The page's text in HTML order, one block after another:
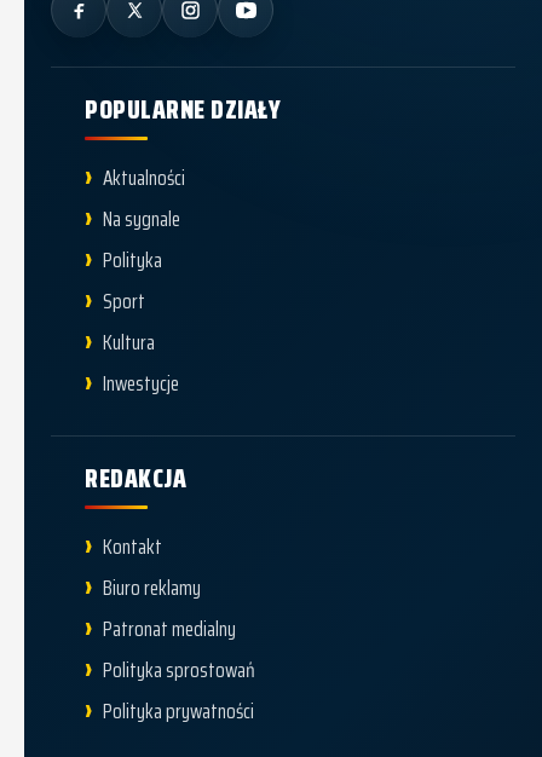
POPULARNE DZIAŁY
Aktualności
Na sygnale
Polityka
Sport
Kultura
Inwestycje
REDAKCJA
Kontakt
Biuro reklamy
Patronat medialny
Polityka sprostowań
Polityka prywatności